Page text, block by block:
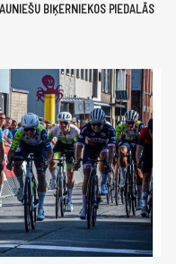
BIĶERNIEKOS PIEDALĀS